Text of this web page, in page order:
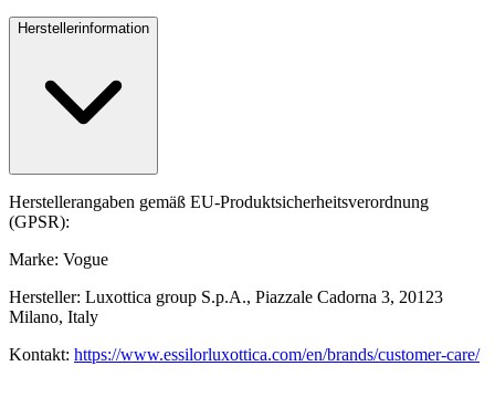
Herstellerinformation
Herstellerangaben gemäß EU-Produktsicherheitsverordnung
(GPSR):
Marke: Vogue
Hersteller: Luxottica group S.p.A., Piazzale Cadorna 3, 20123
Milano, Italy
Kontakt: https://www.essilorluxottica.com/en/brands/customer-care/